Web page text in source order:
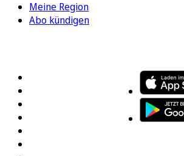
Meine Region
Abo kündigen